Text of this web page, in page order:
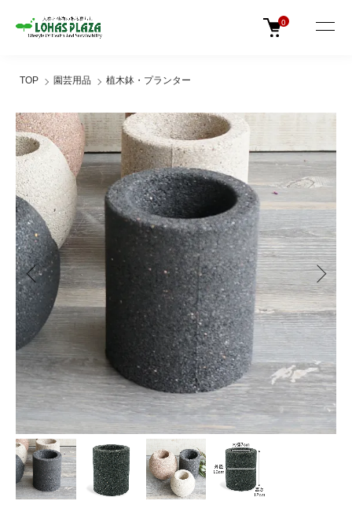
0
TOP 園芸用品 植木鉢・プランター